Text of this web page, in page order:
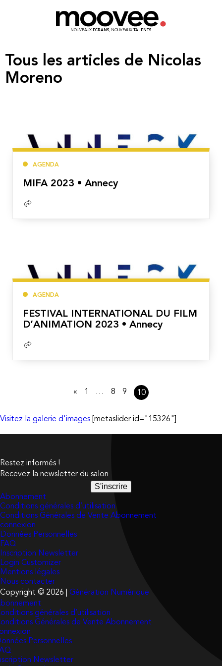
NOUVEAUX ECRANS, NOUVEAUX TALENTS
Tous les articles de Nicolas
Moreno
AGENDA
MIFA 2023 • Annecy
Lire
AGENDA
FESTIVAL INTERNATIONAL DU FILM
D’ANIMATION 2023 • Annecy
Lire
« 1 … 8 9 10
Visitez la galerie d'images [metaslider id="15326"]
Restez informés !
Recevez la newsletter du salon
S'inscrire
Abonnement
Conditions générales d’utilisation
Conditions Générales de Vente Abonnement
connexion
Données Personnelles
FAQ
Inscription Newsletter
Login Customizer
Mentions légales
Nous contacter
Copyright © 2026 | Génération Numérique
générales d’utilisation
Générales de Vente Abonnement
Personnelles
Newsletter